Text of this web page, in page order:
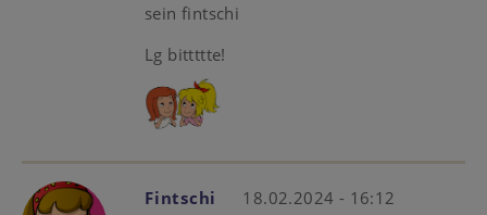
sein fintschi
Lg bittttte!
Fintschi
18.02.2024 - 16:12